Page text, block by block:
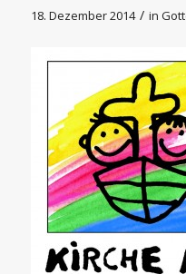
18. Dezember 2014 / in